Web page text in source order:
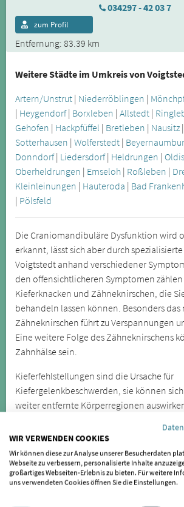
034297 - 42 03 7
Entfernung: 83.39 km
zum Profil
Weitere Städte im Umkreis von
Artern/Unstrut | Niederröblingen |
| Heygendorf| Borxleben | Allstedt |
Gehofen | Hackpfüffel | Bretleben | Nausitz |
Sotterhausen | Wolferstedt |
Donndorf| Liedersdorf| Heldrungen |
Oberheldrungen | Emseloh | Roßleben |
Kleinleinungen | Hauteroda | Bad
| Pölsfeld
Die Craniomandibuläre Dysfunktion wird
erkannt, lässt sich aber durch
Voigtstedt anhand verschiedener
den offensichtlicheren Symptomen
Kieferknacken und Zähneknirschen, die
behandeln lassen können. Besonders das
Zähneknirschen führt zu Verspannungen
Eine weitere Folge des Zähneknirschens
Zahnhälse sein.
Kieferfehlstellungen sind die Ursache für
Kiefergelenkbeschwerden, sie können
weiter entfernte Körperregionen
von einem Spezialisten für CMD
SIND SIE BEHANDLER/IN
MÖCHTEN GELISTET
WIR VERWENDEN COOKIES
Wir können diese zur Analyse unserer Besucherdaten
Webseite zu verbessern, personalisierte Inhalte
großartiges Webseiten-Erlebnis zu bieten. Für weitere
uns verwendeten Cookies öffnen Sie die Einstellungen.